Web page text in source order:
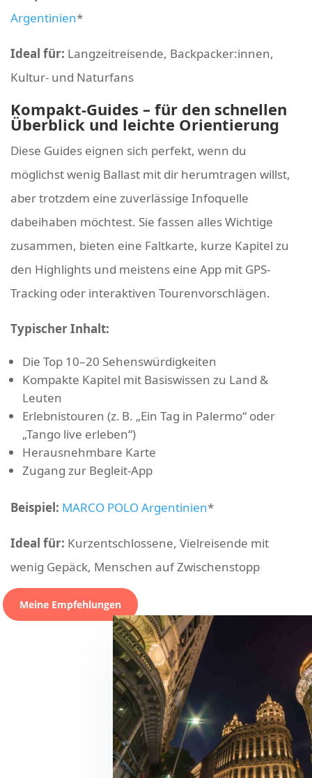
Argentinien*
Ideal für: Langzeitreisende, Backpacker:innen,
Kultur- und Naturfans
Kompakt-Guides – für den schnellen
Überblick und leichte Orientierung
Diese Guides eignen sich perfekt, wenn du
möglichst wenig Ballast mit dir herumtragen willst,
aber trotzdem eine zuverlässige Infoquelle
dabeihaben möchtest. Sie fassen alles Wichtige
zusammen, bieten eine Faltkarte, kurze Kapitel zu
den Highlights und meistens eine App mit GPS-
Tracking oder interaktiven Tourenvorschlägen.
Typischer Inhalt:
Die Top 10–20 Sehenswürdigkeiten
Kompakte Kapitel mit Basiswissen zu Land &
Leuten
Erlebnistouren (z. B. „Ein Tag in Palermo“ oder
„Tango live erleben“)
Herausnehmbare Karte
Zugang zur Begleit-App
Beispiel: MARCO POLO Argentinien*
Ideal für: Kurzentschlossene, Vielreisende mit
wenig Gepäck, Menschen auf Zwischenstopp
Meine Empfehlungen